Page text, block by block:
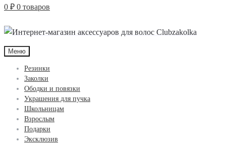
0 ₽ 0 товаров
Меню
Резинки
Заколки
Ободки и повязки
Украшения для пучка
Школьницам
Взрослым
Подарки
Эксклюзив